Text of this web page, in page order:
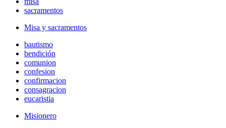
sacramentos
Misa y sacramentos
bautismo
bendición
comunion
confesion
confirmacion
consagracion
eucaristia
Misionero